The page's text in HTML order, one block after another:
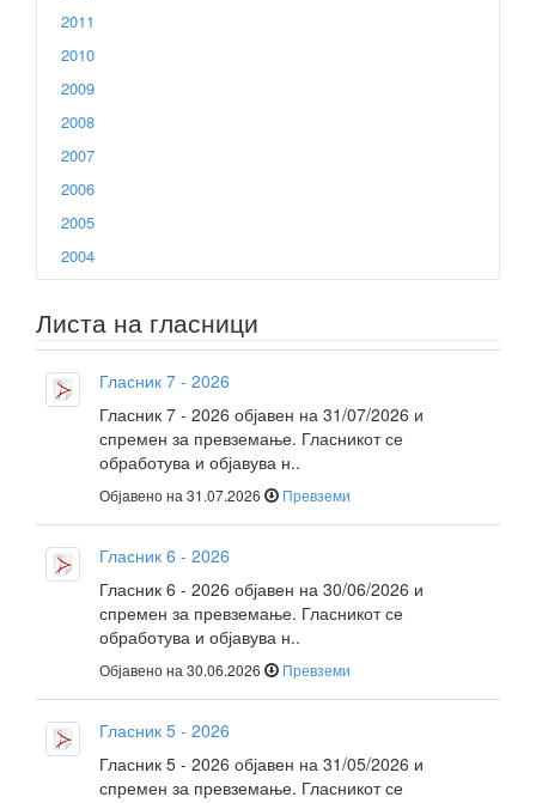
2011
2010
2009
2008
2007
2006
2005
2004
Листа на гласници
Гласник 7 - 2026
Гласник 7 - 2026 објавен на 31/07/2026 и
спремен за превземање. Гласникот се
обработува и објавува н..
Објавено на 31.07.2026 Превземи
Гласник 6 - 2026
Гласник 6 - 2026 објавен на 30/06/2026 и
спремен за превземање. Гласникот се
обработува и објавува н..
Објавено на 30.06.2026 Превземи
Гласник 5 - 2026
Гласник 5 - 2026 објавен на 31/05/2026 и
спремен за превземање. Гласникот се